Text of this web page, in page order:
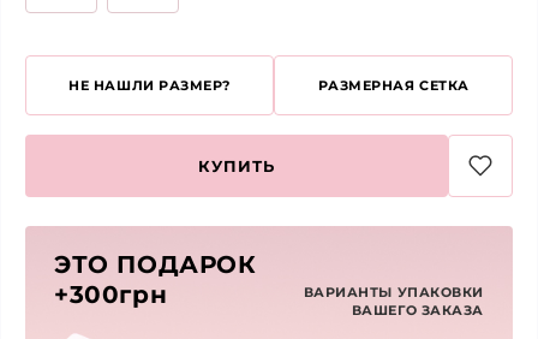
НЕ НАШЛИ РАЗМЕР? РАЗМЕРНАЯ СЕТКА
КУПИТЬ
ЭТО ПОДАРОК
+300грн
ВАРИАНТЫ УПАКОВКИ
ВАШЕГО ЗАКАЗА